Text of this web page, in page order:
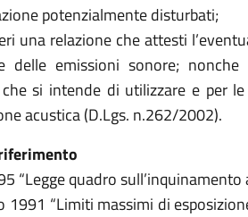
potenzialmente disturbati;
una relazione che attesti
delle emissioni sonore;
si intende di utilizzare e per
acustica (D.Lgs. n.262/2002).
“Legge quadro sull’inquinamento
1991 “Limiti massimi di